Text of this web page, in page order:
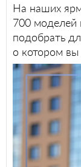
На наших
700 моделей
подобрать
о котором вы